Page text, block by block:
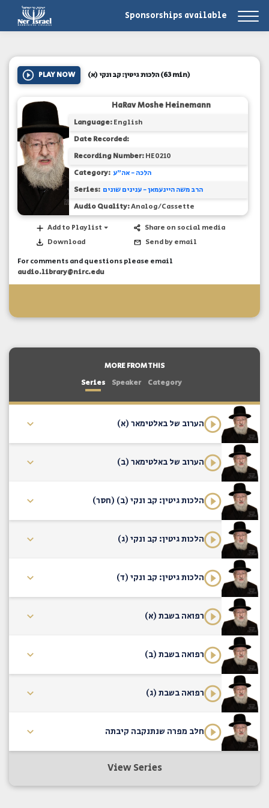
Sponsorships available
PLAY NOW הלכות גיטין: קב ונקי (א)(63 min)
HaRav Moshe Heinemann
Language:English
Date Recorded:
Recording Number:HE0210
Category: הלכה - אה"ע
Series: הרב משה היינעמאן - ענינים שונים
Audio Quality:Analog/Cassette
Add to Playlist
Download
Share on social media
Send by email
For comments and questions please email
audio.library@nirc.edu
MORE FROM THIS
Series
Speaker Category
הערוב של באלטימאר (א)
הערוב של באלטימאר (ב)
הלכות גיטין: קב ונקי (ב) (חסר)
הלכות גיטין: קב ונקי (ג)
הלכות גיטין: קב ונקי (ד)
רפואה בשבת (א)
רפואה בשבת (ב)
רפואה בשבת (ג)
חלב מפרה שנתנקבה קיבתה
View Series